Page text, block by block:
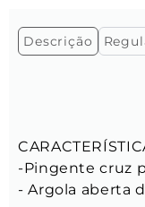
Descrição
-Pingente cruz
- Argola aberta